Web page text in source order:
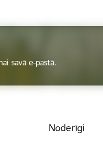
savā e-pastā.
Noderīgi